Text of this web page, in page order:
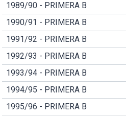
1989/90 - PRIMERA B
1990/91 - PRIMERA B
1991/92 - PRIMERA B
1992/93 - PRIMERA B
1993/94 - PRIMERA B
1994/95 - PRIMERA B
1995/96 - PRIMERA B